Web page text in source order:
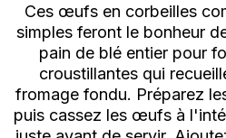
Ces œufs en corbeilles
simples feront le bonheur
pain de blé entier pour
croustillantes qui
fromage fondu. Préparez
puis cassez les œufs à